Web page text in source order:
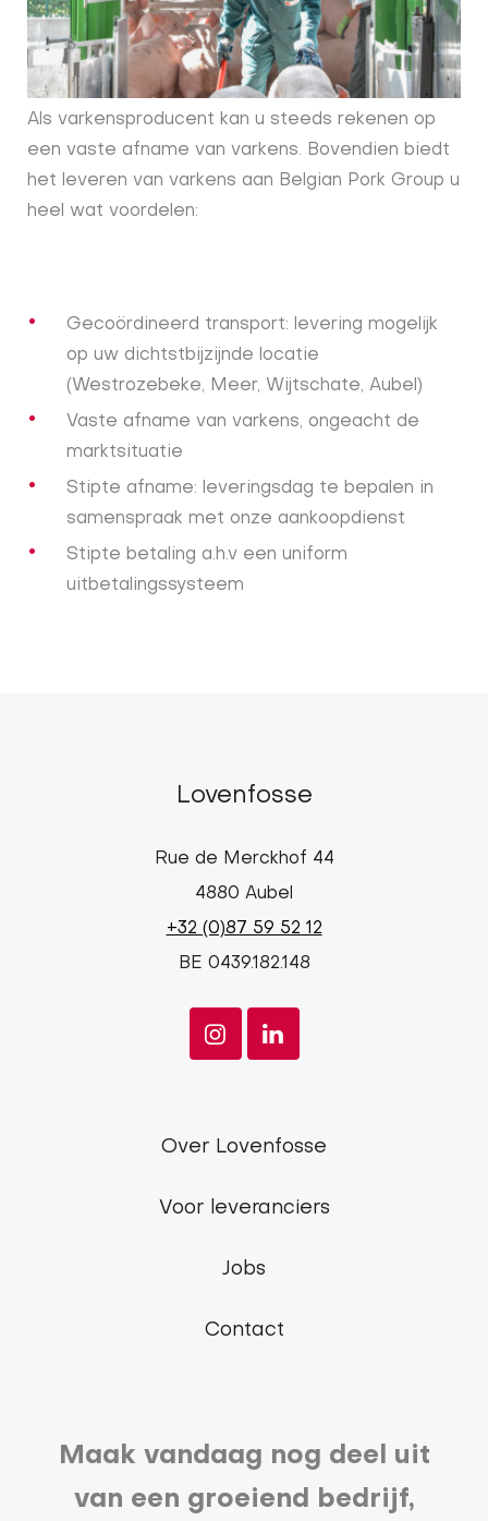
Als varkensproducent kan u steeds rekenen op
een vaste afname van varkens. Bovendien biedt
het leveren van varkens aan Belgian Pork Group u
heel wat voordelen:
Gecoördineerd transport: levering mogelijk
op uw dichtstbijzijnde locatie
(Westrozebeke, Meer, Wijtschate, Aubel)
Vaste afname van varkens, ongeacht de
marktsituatie
Stipte afname: leveringsdag te bepalen in
samenspraak met onze aankoopdienst
Stipte betaling a.h.v een uniform
uitbetalingssysteem
Lovenfosse
Rue de Merckhof 44
4880 Aubel
+32 (0)87 59 52 12
BE 0439.182.148
Lovenfosse
menu
Over Lovenfosse
Voor leveranciers
Jobs
Contact
Maak vandaag nog deel uit
van een groeiend bedrijf,